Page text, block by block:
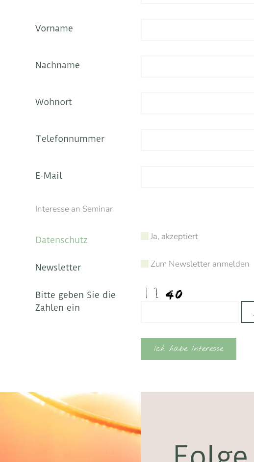
Vorname
Nachname
Wohnort
Telefonnummer
E-Mail
Interesse an Seminar
Datenschutz Ja, akzeptiert
Newsletter Zum Newsletter anmelden
Bitte geben Sie die
Zahlen ein
Ich habe Interesse